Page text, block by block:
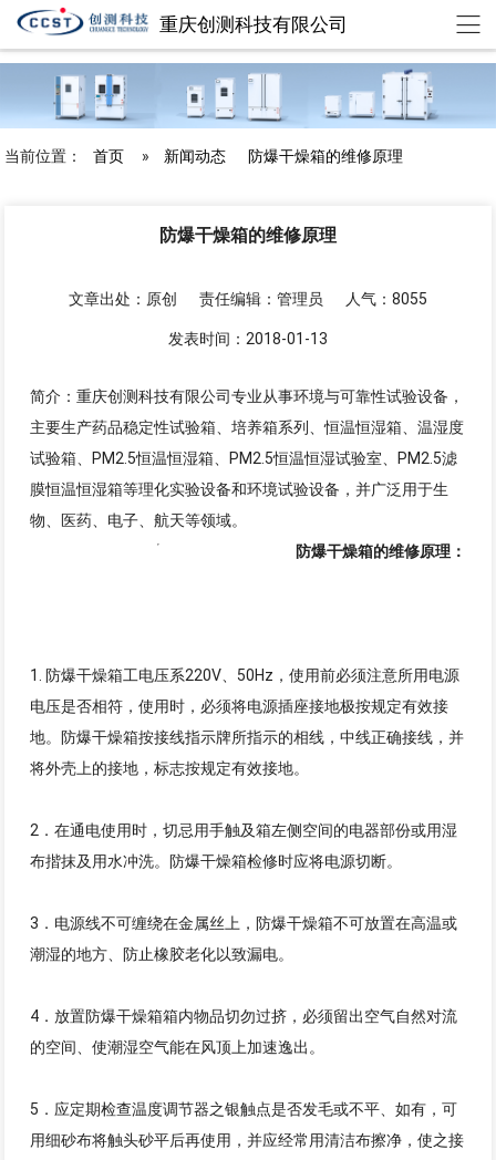
重庆创测科技有限公司
欢迎来到重庆创测科技有限公司 chuangce@cqccst.com
当前位置： 首页 » 新闻动态 防爆干燥箱的维修原理
防爆干燥箱的维修原理
文章出处：原创 责任编辑：管理员 人气：8055
发表时间：2018-01-13
简介：重庆创测科技有限公司专业从事环境与可靠性试验设备，
主要生产药品稳定性试验箱、培养箱系列、恒温恒湿箱、温湿度
试验箱、PM2.5恒温恒湿箱、PM2.5恒温恒湿试验室、PM2.5滤
膜恒温恒湿箱等理化实验设备和环境试验设备，并广泛用于生
物、医药、电子、航天等领域。
防爆干燥箱的维修原理：
1. 防爆干燥箱工电压系220V、50Hz，使用前必须注意所用电源
电压是否相符，使用时，必须将电源插座接地极按规定有效接
地。防爆干燥箱按接线指示牌所指示的相线，中线正确接线，并
将外壳上的接地，标志按规定有效接地。
2．在通电使用时，切忌用手触及箱左侧空间的电器部份或用湿
布揩抹及用水冲洗。防爆干燥箱检修时应将电源切断。
3．电源线不可缠绕在金属丝上，防爆干燥箱不可放置在高温或
潮湿的地方、防止橡胶老化以致漏电。
4．放置防爆干燥箱箱内物品切勿过挤，必须留出空气自然对流
的空间、使潮湿空气能在风顶上加速逸出。
5．应定期检查温度调节器之银触点是否发毛或不平、如有，可
用细砂布将触头砂平后再使用，并应经常用清洁布擦净，使之接